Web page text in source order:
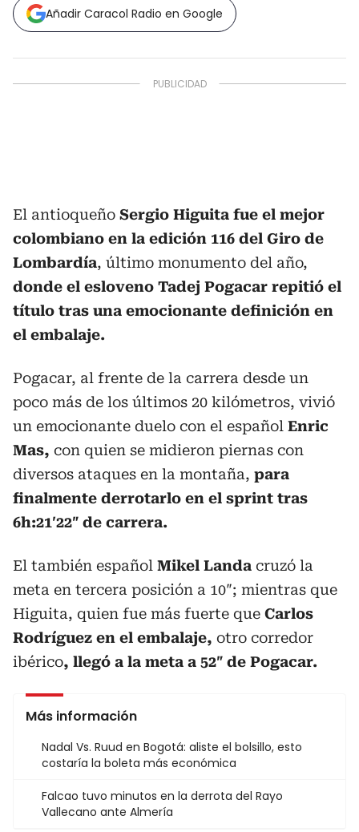
Añadir Caracol Radio en Google
El antioqueño Sergio Higuita fue el mejor
colombiano en la edición 116 del Giro de
Lombardía, último monumento del año,
donde el esloveno Tadej Pogacar repitió el
título tras una emocionante definición en
el embalaje.
Pogacar, al frente de la carrera desde un
poco más de los últimos 20 kilómetros, vivió
un emocionante duelo con el español Enric
Mas, con quien se midieron piernas con
diversos ataques en la montaña, para
finalmente derrotarlo en el sprint tras
6h:21′22″ de carrera.
El también español Mikel Landa cruzó la
meta en tercera posición a 10″; mientras que
Higuita, quien fue más fuerte que Carlos
Rodríguez en el embalaje, otro corredor
ibérico, llegó a la meta a 52″ de Pogacar.
Más información
Nadal Vs. Ruud en Bogotá: aliste el bolsillo, esto
costaría la boleta más económica
Falcao tuvo minutos en la derrota del Rayo
Vallecano ante Almería